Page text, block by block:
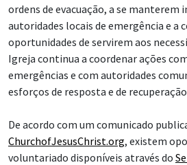
ordens de evacuação, a se manterem
autoridades locais de emergência e a
oportunidades de servirem aos
Igreja continua a coordenar ações
emergências e com autoridades
esforços de resposta e de
De acordo com um comunicado
ChurchofJesusChrist.org, existem
voluntariado disponíveis através do